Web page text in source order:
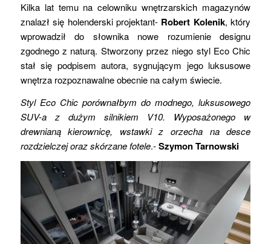
Kilka lat temu na celowniku wnętrzarskich magazynów
znalazł się holenderski projektant- Robert Kolenik, który
wprowadził do słownika nowe rozumienie designu
zgodnego z naturą. Stworzony przez niego styl Eco Chic
stał się podpisem autora, sygnującym jego luksusowe
wnętrza rozpoznawalne obecnie na całym świecie.
Styl Eco Chic porównałbym do modnego, luksusowego
SUV-a z dużym silnikiem V10. Wyposażonego w
drewnianą kierownicę, wstawki z orzecha na desce
rozdzielczej oraz skórzane fotele.-Szymon Tarnowski